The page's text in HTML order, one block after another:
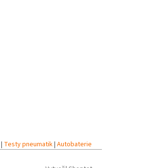
| Testy pneumatik| Autobaterie